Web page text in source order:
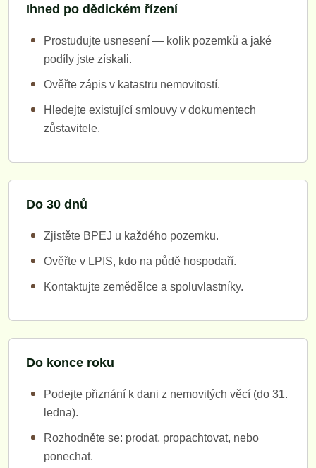
Ihned po dědickém řízení
Prostudujte usnesení — kolik pozemků a jaké
podíly jste získali.
Ověřte zápis v katastru nemovitostí.
Hledejte existující smlouvy v dokumentech
zůstavitele.
Do 30 dnů
Zjistěte BPEJ u každého pozemku.
Ověřte v LPIS, kdo na půdě hospodaří.
Kontaktujte zemědělce a spoluvlastníky.
Do konce roku
Podejte přiznání k dani z nemovitých věcí (do 31.
ledna).
Rozhodněte se: prodat, propachtovat, nebo
ponechat.